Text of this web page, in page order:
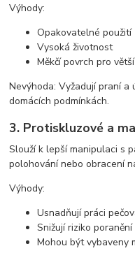
Výhody:
Opakovatelné použití
Vysoká životnost
Měkčí povrch pro
Nevýhoda: Vyžadují praní a
domácích podmínkách.
3. Protiskluzové a
Slouží k lepší manipulaci s
polohování nebo obracení
Výhody:
Usnadňují práci
Snižují riziko
Mohou být vybaveny